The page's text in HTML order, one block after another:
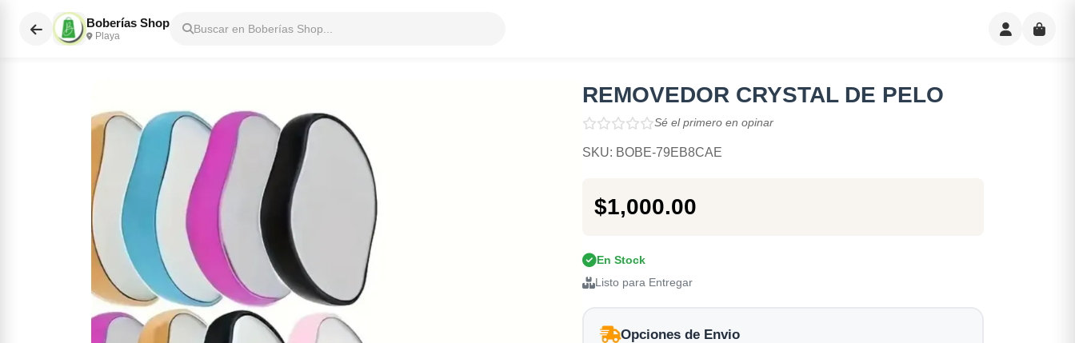
Boberías Shop
Playa
Buscar en Boberías Shop...
REMOVEDOR CRYSTAL DE PELO
Sé el primero en opinar
SKU: BOBE-79EB8CAE
$1,000.00
En Stock
Listo para Entregar
Opciones de Envio